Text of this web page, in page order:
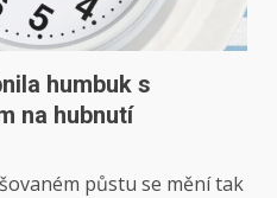
humbuk s
na hubnutí
půstu se mění tak